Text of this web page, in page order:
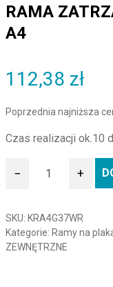
RAMA
A4
112,38 zł
Poprzednia najniższa
Czas realizacji ok.10
ilość Rama
− +
SKU: KRA4G37WR
Kategorie: Ramy na
ZEWNĘTRZNE